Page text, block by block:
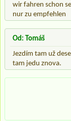
wir fahren schon
nur zu empfehlen
Od: Tomáš
Jezdím tam už
tam jedu znova.